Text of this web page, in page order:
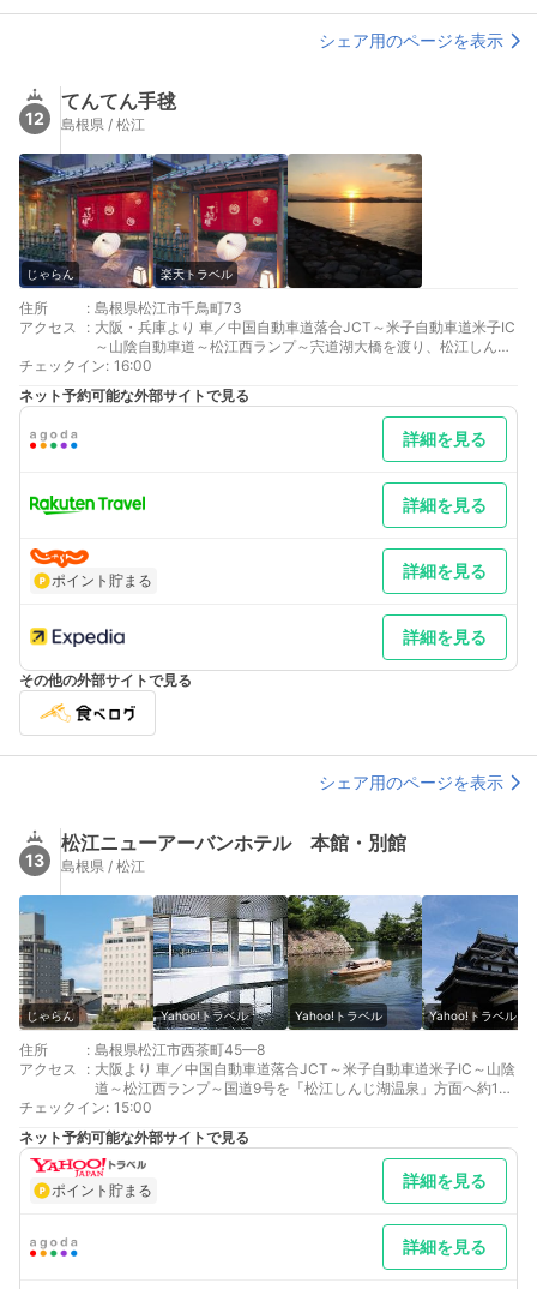
シェア用のページを表示
12
てんてん手毬
島根県 / 松江
じゃらん 楽天トラベル
住所 : 島根県松江市千鳥町73
アクセス
: 大阪・兵庫より 車／中国自動車道落合JCT～米子自動車道米子IC
～山陰自動車道～松江西ランプ～宍道湖大橋を渡り、松江しんじ
湖温泉方面へ約10分 車以外／JR岡山駅乗換、JR伯備線経由山陰
本線松江駅下車、バス15分
広島より 車／国道54号線を北上。国道9号線を松江方面30分～松
江西ランプ～宍道湖大橋を渡り、松江しんじ湖温泉方面へ約10分
車以外／JR岡山駅乗換、JR伯備線経由山陰本線松江駅下車、バ
最寄り駅２ 松江
補足 車／玄関前に無料駐車場完備 車以外／出雲空港と米子空港
チェックイン: 16:00
ネット予約可能な外部サイトで見る
詳細を見る
詳細を見る
ポイント貯まる 詳細を見る
詳細を見る
その他の外部サイトで見る
シェア用のページを表示
13
松江ニューアーバンホテル 本館・別館
島根県 / 松江
じゃらん Yahoo!トラベル Yahoo!トラベル Yahoo!トラベル
住所 : 島根県松江市西茶町45—8
アクセス
: 大阪より 車／中国自動車道落合JCT～米子自動車道米子IC～山陰
道～松江西ランプ～国道9号を「松江しんじ湖温泉」方面へ約10
分 車以外／JR松江駅下車、北循環線外回バス須衛都久神社前下
車
広島より 車／中国自動車道岡山方面～三次ＩＣ～中国自動車道三
次ＩＣ～国道54号線「松江」方面。国道9号を「松江しんじ湖」
方面約30分 車以外／JR岡山駅乗換、JR伯備線松江駅下車、バス
10分
補足 車／駐車場完備 普通車のみの場合８０台まで駐車可能（…
チェックイン: 15:00
ネット予約可能な外部サイトで見る
ポイント貯まる 詳細を見る
詳細を見る